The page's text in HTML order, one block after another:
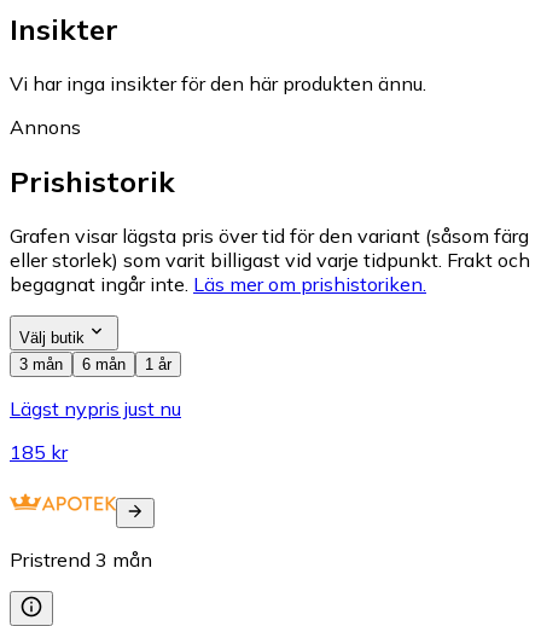
Insikter
Vi har inga insikter för den här produkten ännu.
Annons
Prishistorik
Grafen visar lägsta pris över tid för den variant (såsom färg
eller storlek) som varit billigast vid varje tidpunkt. Frakt och
begagnat ingår inte. Läs mer om prishistoriken.
Välj butik
3 mån
6 mån 1 år
Lägst nypris just nu
185 kr
Pristrend 3 mån